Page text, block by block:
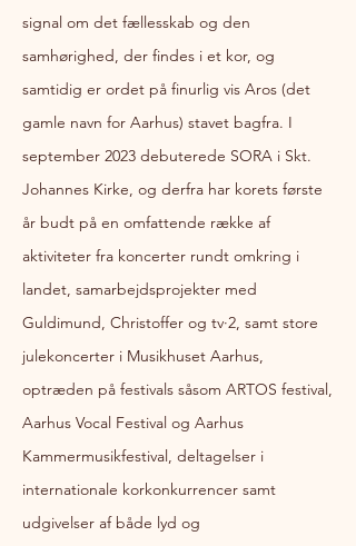
signal om det fællesskab og den
samhørighed, der findes i et kor, og
samtidig er ordet på finurlig vis Aros (det
gamle navn for Aarhus) stavet bagfra. I
september 2023 debuterede SORA i Skt.
Johannes Kirke, og derfra har korets første
år budt på en omfattende række af
aktiviteter fra koncerter rundt omkring i
landet, samarbejdsprojekter med
Guldimund, Christoffer og tv·2, samt store
julekoncerter i Musikhuset Aarhus,
optræden på festivals såsom ARTOS festival,
Aarhus Vocal Festival og Aarhus
Kammermusikfestival, deltagelser i
internationale korkonkurrencer samt
udgivelser af både lyd og